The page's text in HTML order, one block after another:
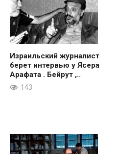
Израильский журналист
берет интервью у Ясера
Арафата . Бейрут ,..
143